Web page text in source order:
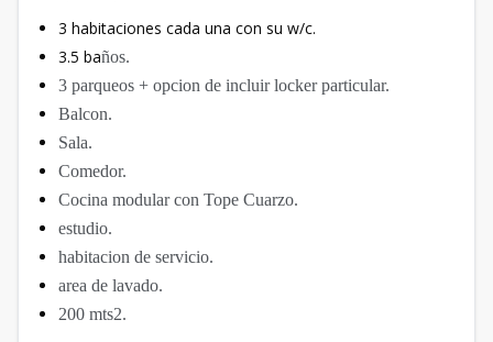
3 habitaciones cada una con su w/c.
3.5 baños.
3 parqueos + opcion de incluir locker particular.
Balcon.
Sala.
Comedor.
Cocina modular con Tope Cuarzo.
estudio.
habitacion de servicio.
area de lavado.
200 mts2.